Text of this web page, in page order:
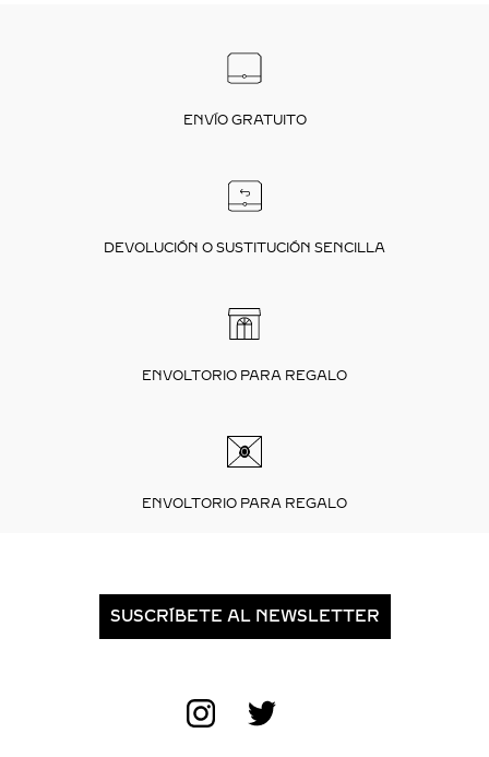
ENVÍO GRATUITO
DEVOLUCIÓN O SUSTITUCIÓN SENCILLA
ENVOLTORIO PARA REGALO
ENVOLTORIO PARA REGALO
SUSCRÍBETE AL NEWSLETTER